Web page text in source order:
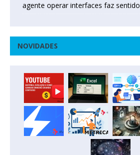
agente operar interfaces faz sentido
NOVIDADES